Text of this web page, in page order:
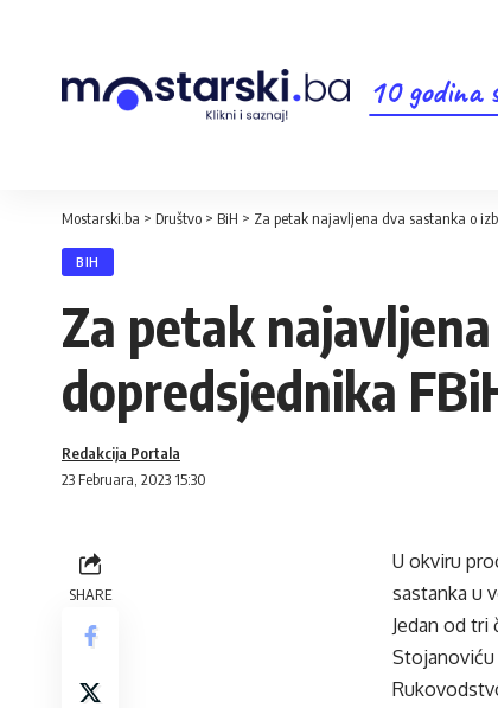
10 godina
Mostarski.ba > Društvo > BiH > Za petak najavljena dva sastanka o
BIH
Za petak
dopredsjednika
23 Februara, 2023 15:30
Redakcija Portala
SHARE
U okviru
sastanka u
Jedan od
Stojanoviću